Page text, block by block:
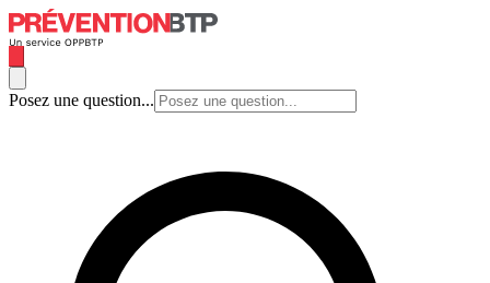
Posez une question...